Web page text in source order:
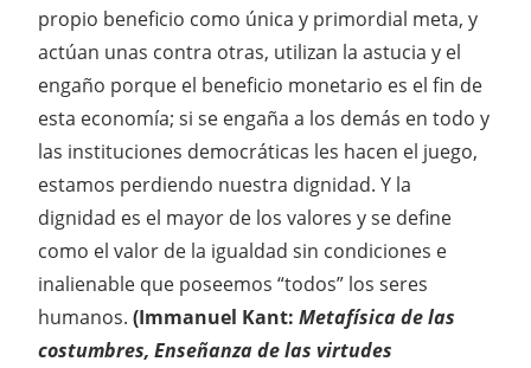
propio beneficio como única y primordial meta, y
actúan unas contra otras, utilizan la astucia y el
engaño porque el beneficio monetario es el fin de
esta economía; si se engaña a los demás en todo y
las instituciones democráticas les hacen el juego,
estamos perdiendo nuestra dignidad. Y la
dignidad es el mayor de los valores y se define
como el valor de la igualdad sin condiciones e
inalienable que poseemos “todos” los seres
humanos. (Immanuel Kant: Metafísica de las
costumbres, Enseñanza de las virtudes